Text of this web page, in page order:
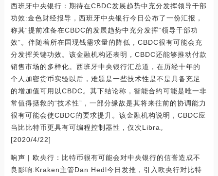
西班牙中央银行：期待在CBDC发展趋势中充分发挥领导干部
功效:金色财经报导，西班牙中央银行今日公布了一份汇报，
称其“提前准备在CBDC的发展趋势中充分发挥“领导干部功
效”。伴随着所在国现钱需求量的降低，CBDC很有可能会充
分发挥关键功效。该金融机构还表明，CBDC还能够推动付款
销售市场的多样化。西班牙中央银行汇总道，在历经十年的
个人加密货币实验以后，难题是一些技术性是不是具备充足
的增加值可用以CBDC。其下结论称，智能合约可能是唯一非
常值得拯救的“技术性”，一部分缘故是其将来往前的协调能力
很有可能会使CBDC的要求提升。该金融机构说明，CBDC应
当比比特币更具有可编程控制器性，仅次Libra。
[2020/4/22]
响声 | 欧央行：比特币很有可能会对中央银行的信誉造成不
良影响:Kraken主管Dan Hedl今日发推，引入欧央行对比特